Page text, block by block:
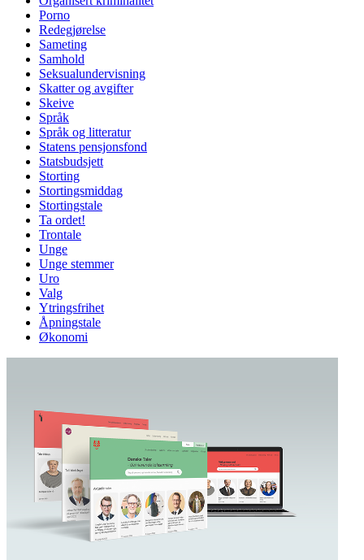
Porno
Redegjørelse
Sameting
Samhold
Seksualundervisning
Skatter og avgifter
Skeive
Språk
Språk og litteratur
Statens pensjonsfond
Statsbudsjett
Storting
Stortingsmiddag
Stortingstale
Ta ordet!
Trontale
Unge
Unge stemmer
Uro
Valg
Ytringsfrihet
Åpningstale
Økonomi